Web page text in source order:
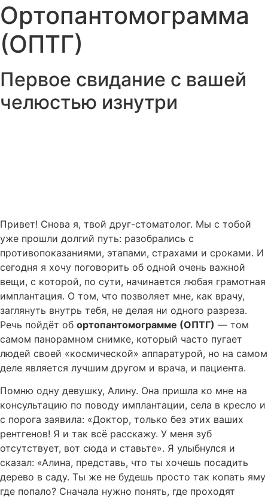
Ортопантомограмма
(ОПТГ)
Первое свидание с вашей
челюстью изнутри
Привет! Снова я, твой друг-стоматолог. Мы с тобой
уже прошли долгий путь: разобрались с
противопоказаниями, этапами, страхами и сроками. И
сегодня я хочу поговорить об одной очень важной
вещи, с которой, по сути, начинается любая грамотная
имплантация. О том, что позволяет мне, как врачу,
заглянуть внутрь тебя, не делая ни одного разреза.
Речь пойдёт об ортопантомограмме (ОПТГ) — том
самом панорамном снимке, который часто пугает
людей своей «космической» аппаратурой, но на самом
деле является лучшим другом и врача, и пациента.
Помню одну девушку, Алину. Она пришла ко мне на
консультацию по поводу имплантации, села в кресло и
с порога заявила: «Доктор, только без этих ваших
рентгенов! Я и так всё расскажу. У меня зуб
отсутствует, вот сюда и ставьте». Я улыбнулся и
сказал: «Алина, представь, что ты хочешь посадить
дерево в саду. Ты же не будешь просто так копать яму
где попало? Сначала нужно понять, где проходят